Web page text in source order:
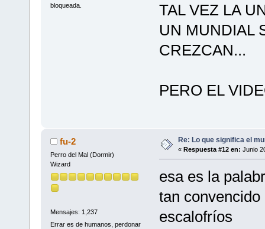
bloqueada.
TAL VEZ LA
UN MUNDIAL
CREZCAN...
PERO EL
fu-2
Perro del Mal (Dormir)
Wizard
Mensajes: 1,237
Errar es de humanos, perdonar
Re: Lo que significa el
« Respuesta #12 en: Junio
esa es la
tan
escalofríos